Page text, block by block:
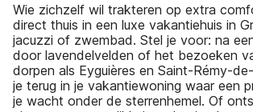
Wie zichzelf wil trakteren op extra
direct thuis in een luxe vakantiehuis in
jacuzzi of zwembad. Stel je voor: na
door lavendelvelden of het bezoeken
dorpen als Eyguières en Saint-Rémy-
je terug in je vakantiewoning waar een
je wacht onder de sterrenhemel. Of